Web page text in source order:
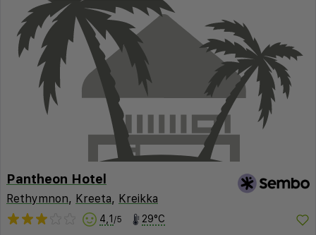
Pantheon Hotel
Rethymnon, Kreeta, Kreikka
4,1 /5 29°C